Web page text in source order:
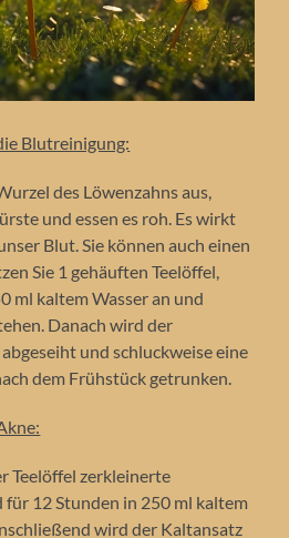
Blutreinigung:
des Löwenzahns aus,
und essen es roh. Es wirkt
Blut. Sie können auch einen
Sie 1 gehäuften Teelöffel,
ml kaltem Wasser an und
Danach wird der
und schluckweise eine
dem Frühstück getrunken.
Teelöffel zerkleinerte
12 Stunden in 250 ml kaltem
wird der Kaltansatz